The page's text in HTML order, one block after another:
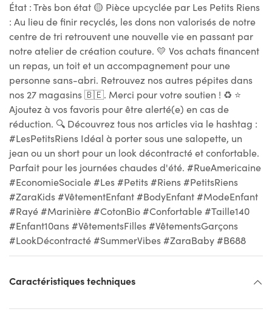
État : Très bon état 🟡 Pièce upcyclée par Les Petits Riens
: Au lieu de finir recyclés, les dons non valorisés de notre
centre de tri retrouvent une nouvelle vie en passant par
notre atelier de création couture. 💛 Vos achats financent
un repas, un toit et un accompagnement pour une
personne sans-abri. Retrouvez nos autres pépites dans
nos 27 magasins 🇧🇪. Merci pour votre soutien ! ♻ ⭐
Ajoutez à vos favoris pour être alerté(e) en cas de
réduction. 🔍 Découvrez tous nos articles via le hashtag :
#LesPetitsRiens Idéal à porter sous une salopette, un
jean ou un short pour un look décontracté et confortable.
Parfait pour les journées chaudes d'été. #RueAmericaine
#EconomieSociale #Les #Petits #Riens #PetitsRiens
#ZaraKids #VêtementEnfant #BodyEnfant #ModeEnfant
#Rayé #Marinière #CotonBio #Confortable #Taille140
#Enfant10ans #VêtementsFilles #VêtementsGarçons
#LookDécontracté #SummerVibes #ZaraBaby #B688
Caractéristiques techniques